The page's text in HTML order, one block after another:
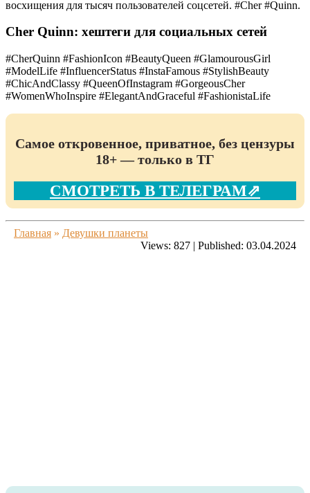
восхищения для тысяч пользователей соцсетей. #Cher #Quinn.
Cher Quinn: хештеги для социальных сетей
#CherQuinn #FashionIcon #BeautyQueen #GlamourousGirl
#ModelLife #InfluencerStatus #InstaFamous #StylishBeauty
#ChicAndClassy #QueenOfInstagram #GorgeousCher
#WomenWhoInspire #ElegantAndGraceful #FashionistaLife
Самое откровенное, приватное, без цензуры
18+ — только в ТГ
СМОТРЕТЬ В ТЕЛЕГРАМ⇗
Главная » Девушки планеты
Views: 827 | Published: 03.04.2024